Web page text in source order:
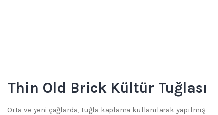
Thin Old Brick Kültür Tuğlası
Orta ve yeni çağlarda, tuğla kaplama kullanılarak yapılmış